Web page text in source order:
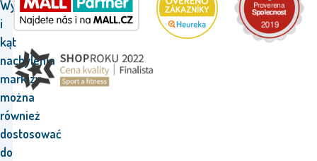
Wysokość
i
kąt
nachylenia
markizy
można
również
dostosować
do